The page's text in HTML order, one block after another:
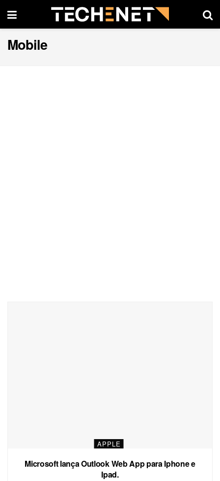
Mobile
APPLE
Microsoft lança Outlook Web App para Iphone e
Ipad.